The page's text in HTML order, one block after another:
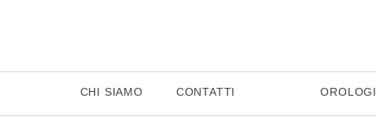
CHI SIAMO CONTATTI OROLOGI